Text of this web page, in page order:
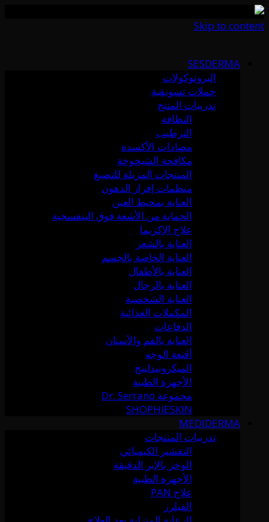
Skip to content
SESDERMA
البروتوكولات
حملات تسويقية
تدريبات المنتج
النظافة
الترطيب
مضادات الأكسدة
مكافحة الشيخوخة
المنتجات المزيلة للتصبغ
منظمات إفراز الدهون
العناية بمحيط العين
الحماية من الأشعة فوق البنفسجية
علاج الإكزيما
العناية بالشعر
العناية الخاصة بالجسم
العناية بالأطفال
العناية بالرجال
العناية الشخصية
المكملات الغذائية
الدفاعات
العناية بالفم والأسنان
أقنعة الوجه
الميكرونيدلينج
الأجهزة الطبية
مجموعة Dr. Serrano
SHOPHIESKIN
MEDIDERMA
تدريبات المنتجات
التقشير الكيميائي
الوخز بالإبر الدقيقة
الأجهزة الطبية
علاج PAN
الفيلرز